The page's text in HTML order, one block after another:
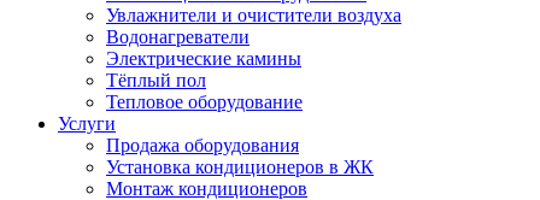
Увлажнители и очистители воздуха
Водонагреватели
Электрические камины
Тёплый пол
Тепловое оборудование
Услуги
Продажа оборудования
Установка кондиционеров в ЖК
Монтаж кондиционеров